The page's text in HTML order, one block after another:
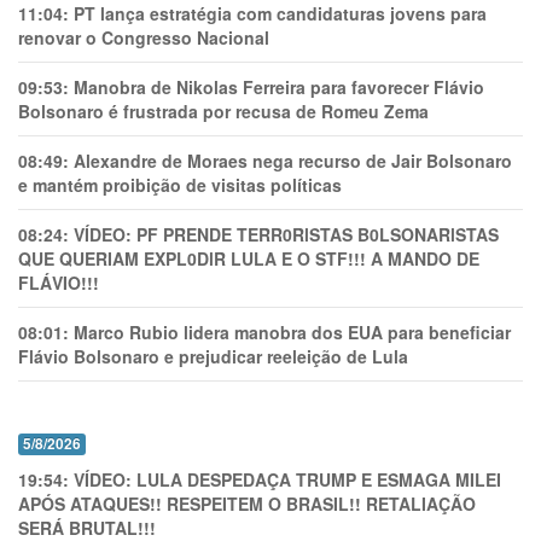
11:04: PT lança estratégia com candidaturas jovens para
renovar o Congresso Nacional
09:53: Manobra de Nikolas Ferreira para favorecer Flávio
Bolsonaro é frustrada por recusa de Romeu Zema
08:49: Alexandre de Moraes nega recurso de Jair Bolsonaro
e mantém proibição de visitas políticas
08:24: VÍDEO: PF PRENDE TERR0RlSTAS B0LSONARlSTAS
QUE QUERIAM EXPL0DlR LULA E O STF!!! A MANDO DE
FLÁVIO!!!
08:01: Marco Rubio lidera manobra dos EUA para beneficiar
Flávio Bolsonaro e prejudicar reeleição de Lula
5/8/2026
19:54: VÍDEO: LULA DESPEDAÇA TRUMP E ESMAGA MILEI
APÓS ATAQUES!! RESPEITEM O BRASIL!! RETALIAÇÃO
SERÁ BRUTAL!!!